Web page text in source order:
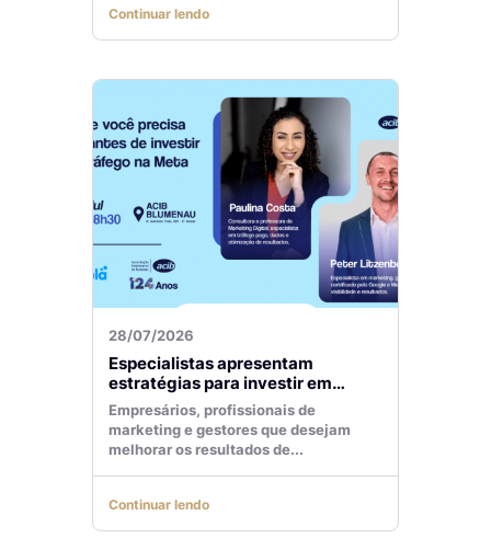
Continuar lendo
28/07/2026
Especialistas apresentam
estratégias para investir em
tráfego pago com mais eficiência
Empresários, profissionais de
marketing e gestores que desejam
melhorar os resultados de...
Continuar lendo